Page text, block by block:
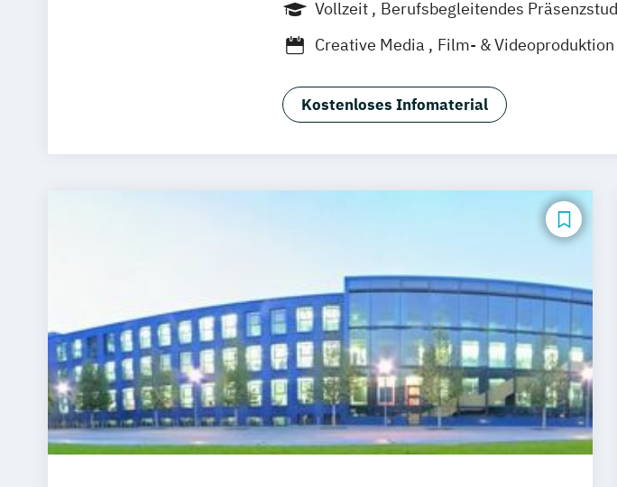
Vollzeit
Berufsbegleitendes
Creative Media
Film- & Videoproduktion
Software Design & User Experience
Kostenloses Infomaterial